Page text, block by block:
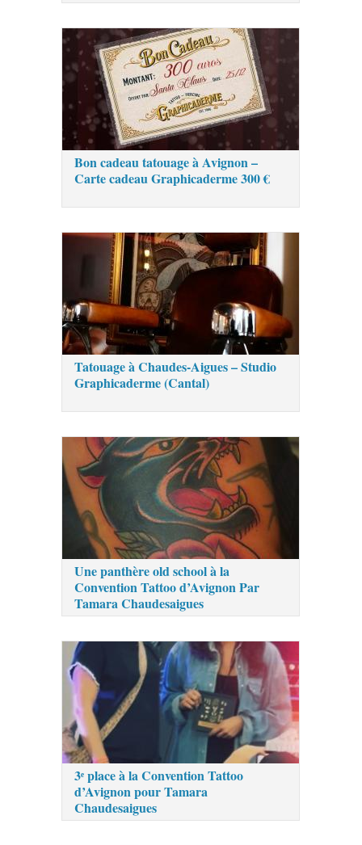
Bon cadeau tatouage à Avignon –
Carte cadeau Graphicaderme 300 €
Tatouage à Chaudes-Aigues – Studio
Graphicaderme (Cantal)
Une panthère old school à la
Convention Tattoo d’Avignon Par
Tamara Chaudesaigues
3ᵉ place à la Convention Tattoo
d’Avignon pour Tamara
Chaudesaigues